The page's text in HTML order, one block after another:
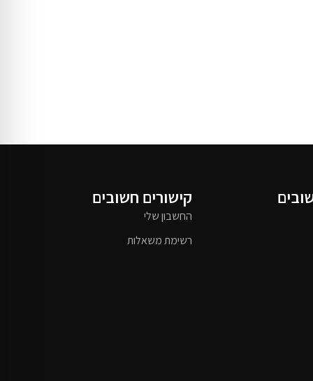
קישורים חשובים
החשבון שלי
רשימת משאלות